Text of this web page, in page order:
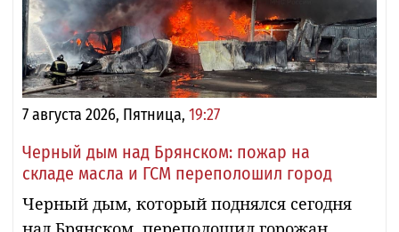
7 августа 2026, Пятница, 19:27
Черный дым над Брянском: пожар на
складе масла и ГСМ переполошил город
Черный дым, который поднялся сегодня